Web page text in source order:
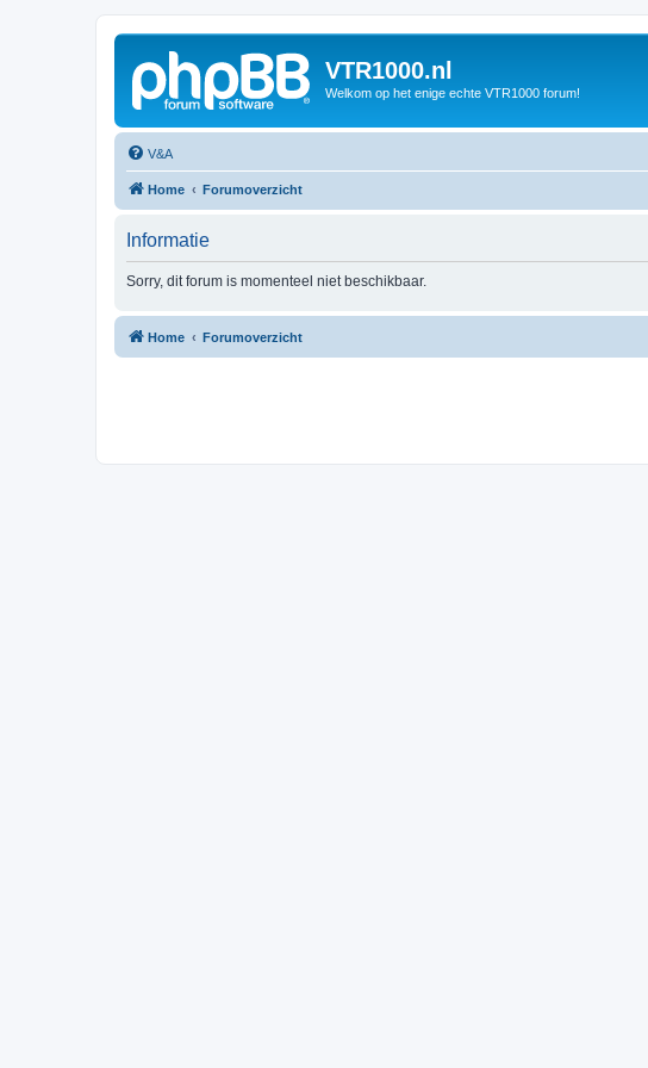
VTR1000.nl
Welkom op het enige echte VTR1000 forum!
V&A
Home Forumoverzicht
Informatie
Sorry, dit forum is momenteel niet beschikbaar.
Home Forumoverzicht